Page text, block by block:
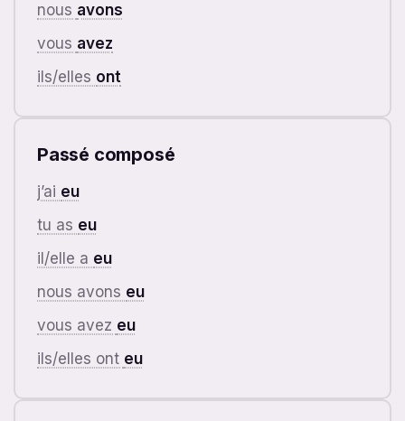
nous avons
vous avez
ils/elles ont
Passé composé
j’ai eu
tu as eu
il/elle a eu
nous avons eu
vous avez eu
ils/elles ont eu